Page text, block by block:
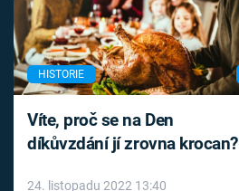
HISTORIE
Víte, proč se na Den
díkůvzdání jí zrovna krocan?
24. listopadu 2022 13:40